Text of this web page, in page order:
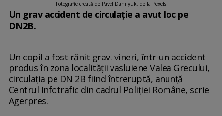
Fotografie creată de Pavel Danilyuk, de la Pexels
Un grav accident de circulație a avut loc pe
DN2B.
Un copil a fost rănit grav, vineri, într-un accident
produs în zona localităţii vasluiene Valea Grecului,
circulaţia pe DN 2B fiind întreruptă, anunţă
Centrul Infotrafic din cadrul Poliţiei Române, scrie
Agerpres.